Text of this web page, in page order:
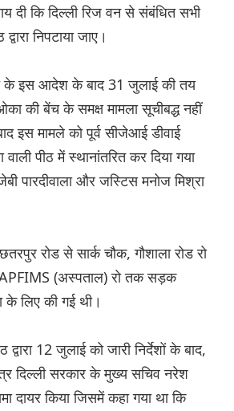
दी कि दिल्ली रिज वन से संबंधित सभी
निपटाया जाए।
के इस आदेश के बाद 31 जुलाई की तय
की बेंच के समक्ष मामला सूचीबद्ध नहीं
इस मामले को पूर्व सीजेआई डीवाई
पीठ में स्थानांतरित कर दिया गया
पारदीवाला और जस्टिस मनोज मिश्रा
रोड से सार्क चौक, गौशाला रोड रो
(अस्पताल) रो तक सड़क
के लिए की गई थी।
12 जुलाई को जारी निर्देशों के बाद,
दिल्ली सरकार के मुख्य सचिव नरेश
दायर किया जिसमें कहा गया था कि